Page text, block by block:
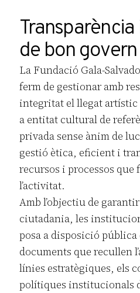
de bon govern
La Fundació Gala-
ferm de gestionar amb
integritat el llegat artístic
a entitat cultural de
privada sense ànim de
gestió ètica, eficient i
recursos i processos que
l’activitat.
Amb l’objectiu de
ciutadania, les
posa a disposició
documents que recullen
línies estratègiques, els
polítiques institucionals